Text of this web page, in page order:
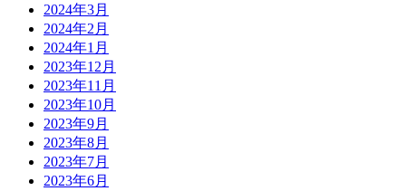
2024年3月
2024年2月
2024年1月
2023年12月
2023年11月
2023年10月
2023年9月
2023年8月
2023年7月
2023年6月